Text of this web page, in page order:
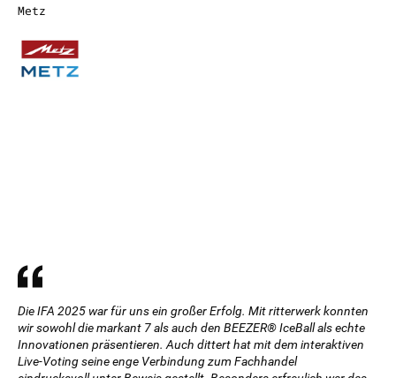
Metz
Die IFA 2025 war für uns ein großer Erfolg. Mit ritterwerk konnten
wir sowohl die markant 7 als auch den BEEZER® IceBall als echte
Innovationen präsentieren. Auch dittert hat mit dem interaktiven
Live-Voting seine enge Verbindung zum Fachhandel